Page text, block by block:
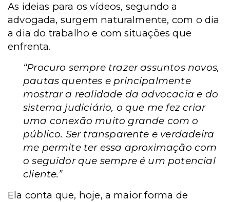
As ideias para os vídeos, segundo a
advogada, surgem naturalmente, com o dia
a dia do trabalho e com situações que
enfrenta.
“Procuro sempre trazer assuntos novos,
pautas quentes e principalmente
mostrar a realidade da advocacia e do
sistema judiciário, o que me fez criar
uma conexão muito grande com o
público. Ser transparente e verdadeira
me permite ter essa aproximação com
o seguidor que sempre é um potencial
cliente.”
Ela conta que, hoje, a maior forma de